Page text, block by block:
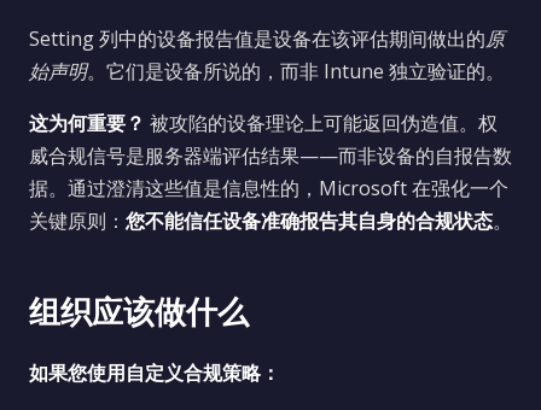
Setting 列中的设备报告值是设备在该评估期间做出的原
始声明。它们是设备所说的，而非 Intune 独立验证的。
这为何重要？ 被攻陷的设备理论上可能返回伪造值。权
威合规信号是服务器端评估结果——而非设备的自报告数
据。通过澄清这些值是信息性的，Microsoft 在强化一个
关键原则： 您不能信任设备准确报告其自身的合规状态。
组织应该做什么
如果您使用自定义合规策略：